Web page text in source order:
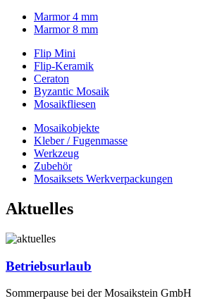
Marmor 4 mm
Marmor 8 mm
Flip Mini
Flip-Keramik
Ceraton
Byzantic Mosaik
Mosaikfliesen
Mosaikobjekte
Kleber / Fugenmasse
Werkzeug
Zubehör
Mosaiksets Werkverpackungen
Aktuelles
Betriebsurlaub
Sommerpause bei der Mosaikstein GmbH